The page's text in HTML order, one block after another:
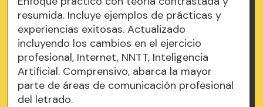
resumida. Incluye ejemplos de prácticas y
experiencias exitosas. Actualizado
incluyendo los cambios en el ejercicio
profesional, Internet, NNTT, Inteligencia
Artificial. Comprensivo, abarca la mayor
parte de áreas de comunicación profesional
del letrado.